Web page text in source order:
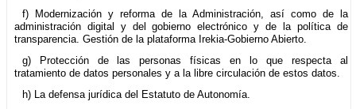
f) Modernización y reforma de la Administración, así como de la
administración digital y del gobierno electrónico y de la política de
transparencia. Gestión de la plataforma Irekia-Gobierno Abierto.
g) Protección de las personas físicas en lo que respecta al
tratamiento de datos personales y a la libre circulación de estos datos.
h) La defensa jurídica del Estatuto de Autonomía.